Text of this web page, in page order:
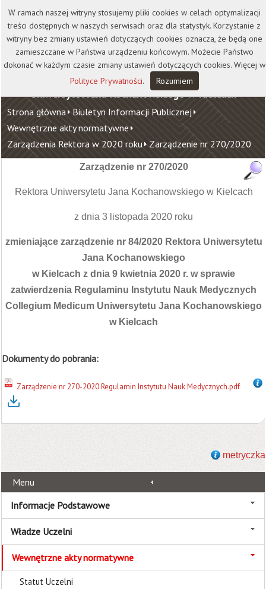
Kontakt Biblioteka
Wydawnictwo
Wirtualna Uczelnia
Uniwersytet Jana Kochanowskiego w Kielcach
Strona główna Biuletyn Informacji Publicznej
Wewnętrzne akty normatywne
Zarządzenia Rektora w 2020 roku Zarządzenie nr 270/2020
Zarządzenie nr270/2020
Rektora Uniwersytetu Jana Kochanowskiego w Kielcach
z dnia 3 listopada 2020 roku
zmieniające zarządzenie nr 84/2020 Rektora Uniwersytetu
Jana Kochanowskiego
w Kielcach z dnia 9 kwietnia 2020 r. w sprawie
zatwierdzenia Regulaminu Instytutu Nauk Medycznych
Collegium Medicum Uniwersytetu Jana Kochanowskiego
w Kielcach
Dokumenty do pobrania:
Zarządzenie nr 270-2020 Regulamin Instytutu Nauk Medycznych.pdf
metryczka
Menu
Informacje Podstawowe
Władze Uczelni
Wewnętrzne akty normatywne
Statut Uczelni
W ramach naszej witryny stosujemy pliki cookies w celach optymalizacji
treści dostępnych w naszych serwisach oraz dla statystyk. Korzystanie z
witryny bez zmiany ustawień dotyczących cookies oznacza, że będą one
zamieszczane w Państwa urządzeniu końcowym. Możecie Państwo
dokonać w każdym czasie zmiany ustawień dotyczących cookies. Więcej w
Polityce Prywatności. Rozumiem